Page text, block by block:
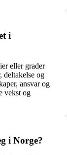
i
eller grader
deltakelse og
ansvar og
vekst og
i Norge?